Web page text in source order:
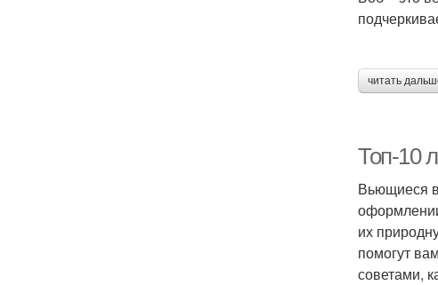
читать
Топ-10
Вьющиеся
их
помогут
советами,